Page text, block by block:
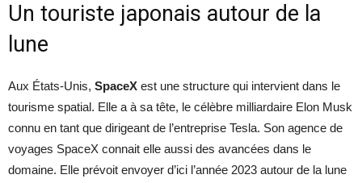
Un touriste japonais autour de la
lune
Aux États-Unis, SpaceX est une structure qui intervient dans le
tourisme spatial. Elle a à sa tête, le célèbre milliardaire Elon Musk
connu en tant que dirigeant de l’entreprise Tesla. Son agence de
voyages SpaceX connait elle aussi des avancées dans le
domaine. Elle prévoit envoyer d’ici l’année 2023 autour de la lune